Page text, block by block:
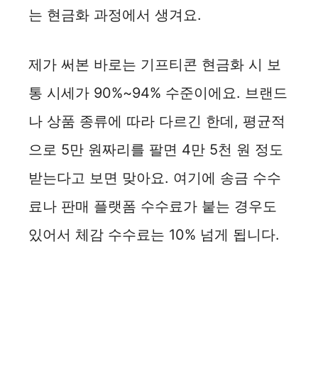
o
는 현금화 과정에서 생겨요.
제가 써본 바로는 기프티콘 현금화 시 보
통 시세가 90%~94% 수준이에요. 브랜드
나 상품 종류에 따라 다르긴 한데, 평균적
으로 5만 원짜리를 팔면 4만 5천 원 정도
받는다고 보면 맞아요. 여기에 송금 수수
료나 판매 플랫폼 수수료가 붙는 경우도
있어서 체감 수수료는 10% 넘게 됩니다.